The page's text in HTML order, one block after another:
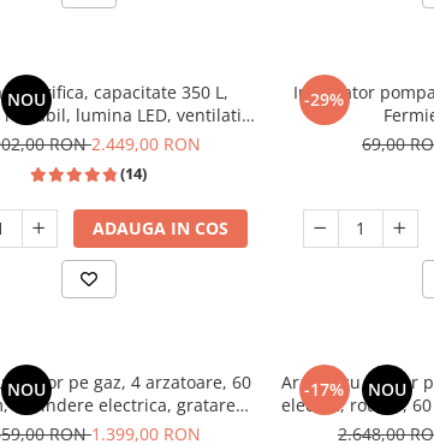
NOU
frigorifica, capacitate 350 L,
lumina LED, ventilatie,
negru, LDK
RON2.449,00 RON
(14)
ADAUGA IN COS
-29%
Incarcator
69,00
NOU
cuptor pe gaz, 4 arzatoare, 60
aprindere electrica, gratare
timer, lumina, Samus
RON1.399,00 RON
-17% NOU
Aragaz cu cuptor
electric, rotisor,
clasa A,2.648,00